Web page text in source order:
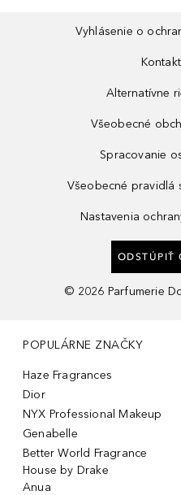
Vyhlásenie o
Alternatívne
Všeobecné
Spracovanie
Všeobecné pravidlá
Nastavenia
ODSTÚPIŤ
© 2026 Parfumerie
POPULÁRNE ZNAČKY
Haze Fragrances
Dior
NYX Professional Makeup
Genabelle
Better World Fragrance
House by Drake
Anua